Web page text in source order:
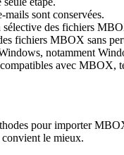
mails sont conservées.
des fichiers
fichiers MBOX sans
notamment
avec
pour importer
le mieux.